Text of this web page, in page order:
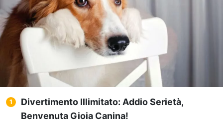
Divertimento Illimitato: Addio Serietà,
Benvenuta Gioia Canina!